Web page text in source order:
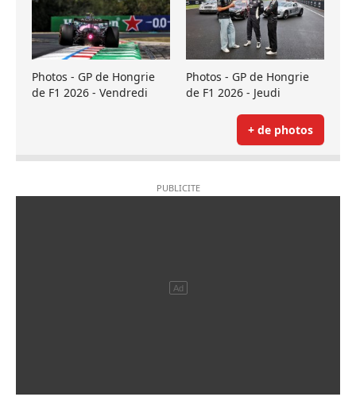
Photos - GP de Hongrie
de F1 2026 - Vendredi
Photos - GP de Hongrie
de F1 2026 - Jeudi
+ de photos